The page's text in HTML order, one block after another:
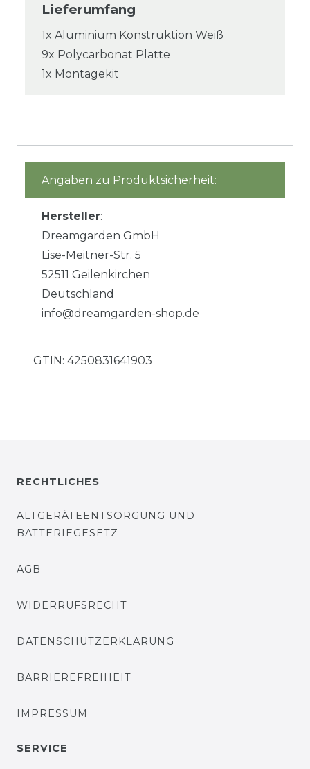
Lieferumfang
1x Aluminium Konstruktion Weiß
9x Polycarbonat Platte
1x Montagekit
Angaben zu Produktsicherheit:
Hersteller:
Dreamgarden GmbH
Lise-Meitner-Str. 5
52511 Geilenkirchen
Deutschland
info@dreamgarden-shop.de
GTIN: 4250831641903
RECHTLICHES
ALTGERÄTEENTSORGUNG UND
BATTERIEGESETZ
AGB
WIDERRUFSRECHT
DATENSCHUTZERKLÄRUNG
BARRIEREFREIHEIT
IMPRESSUM
SERVICE